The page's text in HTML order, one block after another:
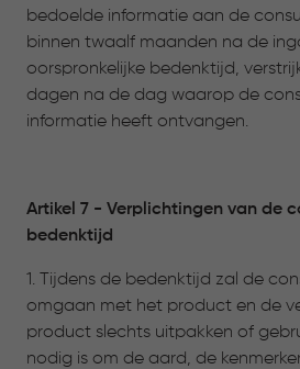
bedoelde informatie aan de
binnen twaalf maanden na de
oorspronkelijke bedenktijd,
dagen na de dag waarop de
informatie heeft ontvangen.
Artikel 7 - Verplichtingen van de
bedenktijd
1. Tijdens de bedenktijd zal de
omgaan met het product en de
product slechts uitpakken of
nodig is om de aard, de